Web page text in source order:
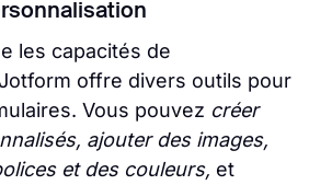
les capacités de
offre divers outils pour
Vous pouvez créer
ajouter des images,
et des couleurs, et